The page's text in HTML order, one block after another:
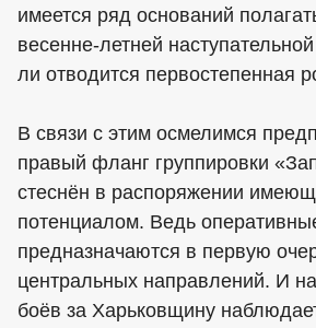
имеется ряд оснований
весенне-летней
ли отводится первостепенная
В связи с этим осмелимся
правый фланг группировки
стеснён в распоряжении
потенциалом. Ведь
предназначаются в первую
центральных направлений. И
боёв за Харьковщину